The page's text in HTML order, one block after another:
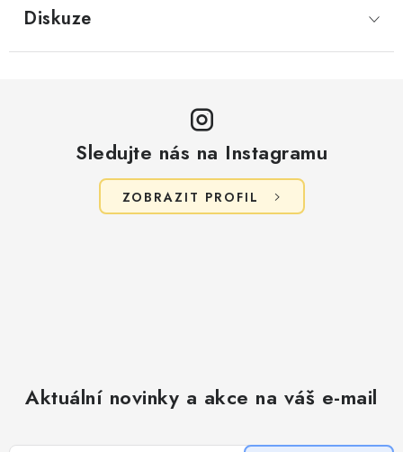
Diskuze
Sledujte nás na Instagramu
ZOBRAZIT PROFIL
Aktuální novinky a akce na váš e-mail